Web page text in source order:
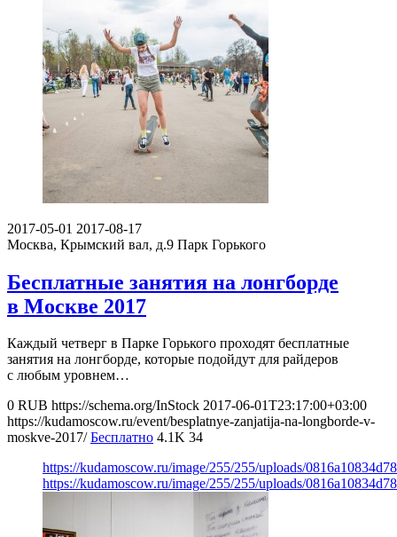
2017-05-01 2017-08-17
Москва, Крымский вал, д.9 Парк Горького
Бесплатные занятия на лонгборде
в Москве 2017
Каждый четверг в Парке Горького проходят бесплатные
занятия на лонгборде, которые подойдут для райдеров
с любым уровнем…
0 RUB https://schema.org/InStock 2017-06-01T23:17:00+03:00
https://kudamoscow.ru/event/besplatnye-zanjatija-na-longborde-v-
moskve-2017/ Бесплатно 4.1K 34
https://kudamoscow.ru/image/255/255/uploads/
https://kudamoscow.ru/image/255/255/uploads/